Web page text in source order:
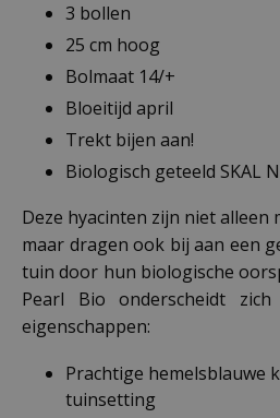
3 bollen
25 cm hoog
Bolmaat 14/+
Bloeitijd april
Trekt bijen aan!
Biologisch geteeld SKAL
Deze hyacinten zijn niet alleen
maar dragen ook bij aan een
tuin door hun biologische
Pearl Bio onderscheidt
eigenschappen:
Prachtige hemelsblauwe
tuinsetting